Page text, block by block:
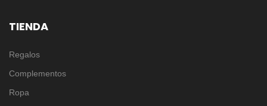
TIENDA
Regalos
Complementos
Ropa